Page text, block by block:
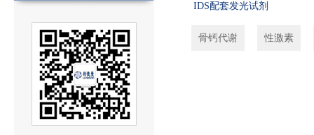
IDS配套发光试剂
骨钙代谢 性激素